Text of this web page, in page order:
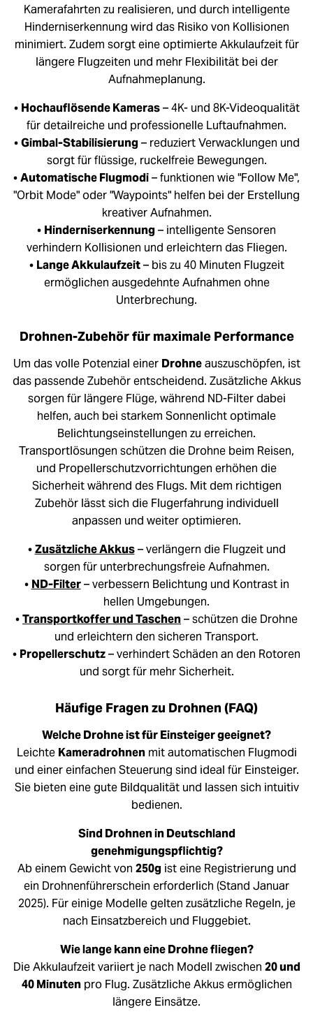
Kamerafahrten zu realisieren, und durch intelligente
Hinderniserkennung wird das Risiko von Kollisionen
minimiert. Zudem sorgt eine optimierte Akkulaufzeit für
längere Flugzeiten und mehr Flexibilität bei der
Aufnahmeplanung.
• Hochauflösende Kameras– 4K- und 8K-Videoqualität
für detailreiche und professionelle Luftaufnahmen.
•Gimbal-Stabilisierung– reduziert Verwacklungen und
sorgt für flüssige, ruckelfreie Bewegungen.
•Automatische Flugmodi– funktionen wie "Follow Me",
"Orbit Mode" oder "Waypoints" helfen bei der Erstellung
kreativer Aufnahmen.
• Hinderniserkennung– intelligente Sensoren
verhindern Kollisionen und erleichtern das Fliegen.
• Lange Akkulaufzeit– bis zu 40 Minuten Flugzeit
ermöglichen ausgedehnte Aufnahmen ohne
Unterbrechung.
Drohnen-Zubehör für maximale Performance
Um das volle Potenzial einer Drohneauszuschöpfen, ist
das passende Zubehör entscheidend. Zusätzliche Akkus
sorgen für längere Flüge, während ND-Filter dabei
helfen, auch bei starkem Sonnenlicht optimale
Belichtungseinstellungen zu erreichen.
Transportlösungen schützen die Drohne beim Reisen,
und Propellerschutzvorrichtungen erhöhen die
Sicherheit während des Flugs. Mit dem richtigen
Zubehör lässt sich die Flugerfahrung individuell
anpassen und weiter optimieren.
•Zusätzliche Akkus– verlängern die Flugzeit und
sorgen für unterbrechungsfreie Aufnahmen.
• ND-Filter– verbessern Belichtung und Kontrast in
hellen Umgebungen.
•Transportkoffer und Taschen– schützen die Drohne
und erleichtern den sicheren Transport.
• Propellerschutz– verhindert Schäden an den Rotoren
und sorgt für mehr Sicherheit.
Häufige Fragen zu Drohnen (FAQ)
Welche Drohne ist für Einsteiger geeignet?
Leichte Kameradrohnenmit automatischen Flugmodi
und einer einfachen Steuerung sind ideal für Einsteiger.
Sie bieten eine gute Bildqualität und lassen sich intuitiv
bedienen.
Sind Drohnen in Deutschland
genehmigungspflichtig?
Ab einem Gewicht von 250gist eine Registrierung und
ein Drohnenführerschein erforderlich (Stand Januar
2025). Für einige Modelle gelten zusätzliche Regeln, je
nach Einsatzbereich und Fluggebiet.
Wie lange kann eine Drohne fliegen?
Die Akkulaufzeit variiert je nach Modell zwischen 20 und
40 Minutenpro Flug. Zusätzliche Akkus ermöglichen
längere Einsätze.